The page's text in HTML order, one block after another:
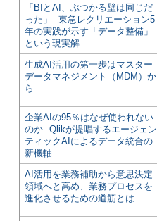
「BIとAI、ぶつかる壁は同じだ
った」─東急レクリエーション5
年の実践が示す「データ整備」
という現実解
生成AI活用の第一歩はマスター
データマネジメント（MDM）か
ら
企業AIの95％はなぜ使われない
のか─Qlikが提唱するエージェン
ティックAIによるデータ統合の
新機軸
AI活用を業務補助から意思決定
領域へと高め、業務プロセスを
進化させるための道筋とは